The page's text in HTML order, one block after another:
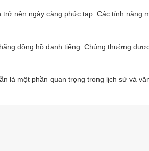
nên ngày càng phức tạp. Các tính năng
đồng hồ danh tiếng. Chúng thường
là một phần quan trọng trong lịch sử và